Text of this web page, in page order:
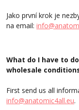
Jako první krok je
na email:
What do I have to
wholesale
First send us all
info@anatomic4all.eu.